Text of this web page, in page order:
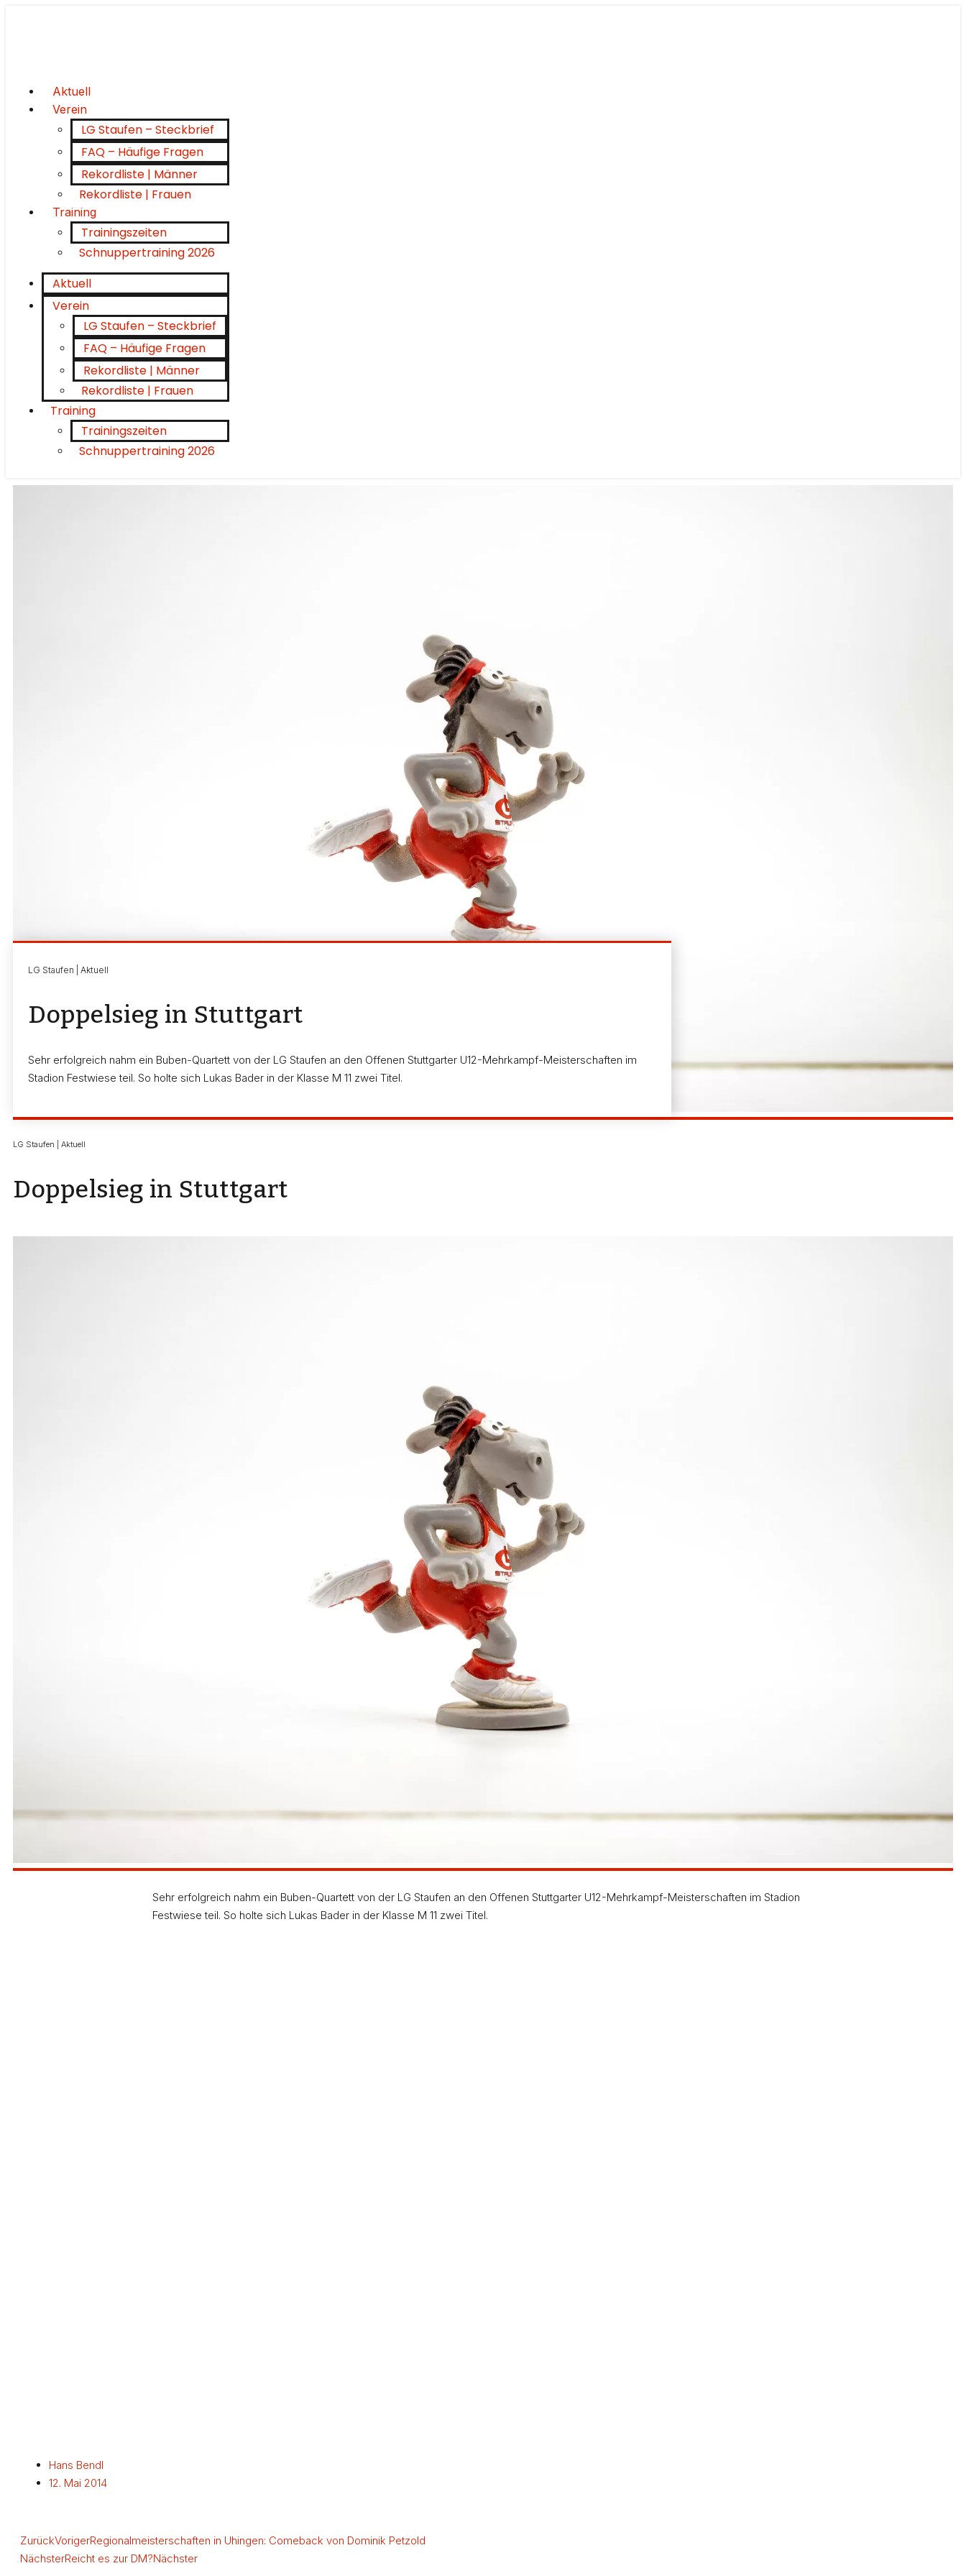
Aktuell
Verein
LG Staufen – Steckbrief
FAQ – Häufige Fragen
Rekordliste | Männer
Rekordliste | Frauen
Training
Trainingszeiten
Schnuppertraining 2026
Aktuell
Verein
LG Staufen – Steckbrief
FAQ – Häufige Fragen
Rekordliste | Männer
Rekordliste | Frauen
Training
Trainingszeiten
Schnuppertraining 2026
LG Staufen | Aktuell
Doppelsieg in Stuttgart
Sehr erfolgreich nahm ein Buben-Quartett von der LG Staufen an den Offenen Stuttgarter U12-Mehrkampf-Meisterschaften im
Stadion Festwiese teil. So holte sich Lukas Bader in der Klasse M 11 zwei Titel.
LG Staufen | Aktuell
Doppelsieg in Stuttgart
Sehr erfolgreich nahm ein Buben-Quartett von der LG Staufen an den Offenen Stuttgarter U12-Mehrkampf-Meisterschaften im Stadion
Festwiese teil. So holte sich Lukas Bader in der Klasse M 11 zwei Titel.
Mit genau 1000 Punkten gewann er den Dreikampf, mit 1362 Punkten den Vierkampf. Dabei lief er die 50 Meter in 7,98 Sekunden, sprang 3,93 m weit und
warf den Schlagball 35,50 m. Beim Hochsprung überquerte er 1,28 m. Jonathan Wohlfart wurde Achter.
In der Klasse M 10 siegte Hendrik Lappe ebenfalls zweimal. Den Dreikampf beherrschte er mit 955, den Vierkampf mit 1226 Punkten. Besonders
überzeugte er im Sprint mit 7,87 Sekunden und im Weitsprung mit 3,82 m. Kevin Kelterer belegte mit 823 Punkten Platz 5.
Hans Bendl
12. Mai 2014
ZurückVorigerRegionalmeisterschaften in Uhingen: Comeback von Dominik Petzold
NächsterReicht es zur DM?Nächster